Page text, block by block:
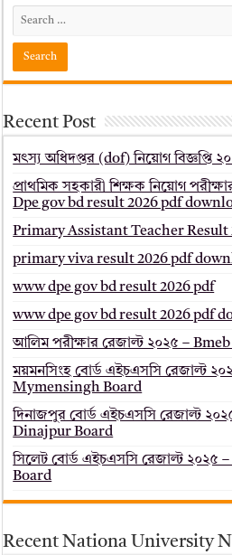
Recent Post
মৎস্য অধিদপ্তর (dof) নিয়োগ বিজ্ঞপ্তি
প্রাথমিক সহকারী শিক্ষক নিয়োগ
Dpe gov bd result 2026 pdf
Primary Assistant Teacher Result
primary viva result 2026 pdf
www dpe gov bd result 2026 pdf
www dpe gov bd result 2026 pdf
আলিম পরীক্ষার রেজাল্ট ২০২৫ –
ময়মনসিংহ বোর্ড এইচএসসি রেজাল্ট
Mymensingh Board
দিনাজপুর বোর্ড এইচএসসি রেজাল্ট
Dinajpur Board
সিলেট বোর্ড এইচএসসি রেজাল্ট ২০২৫
Board
Recent Nationa University